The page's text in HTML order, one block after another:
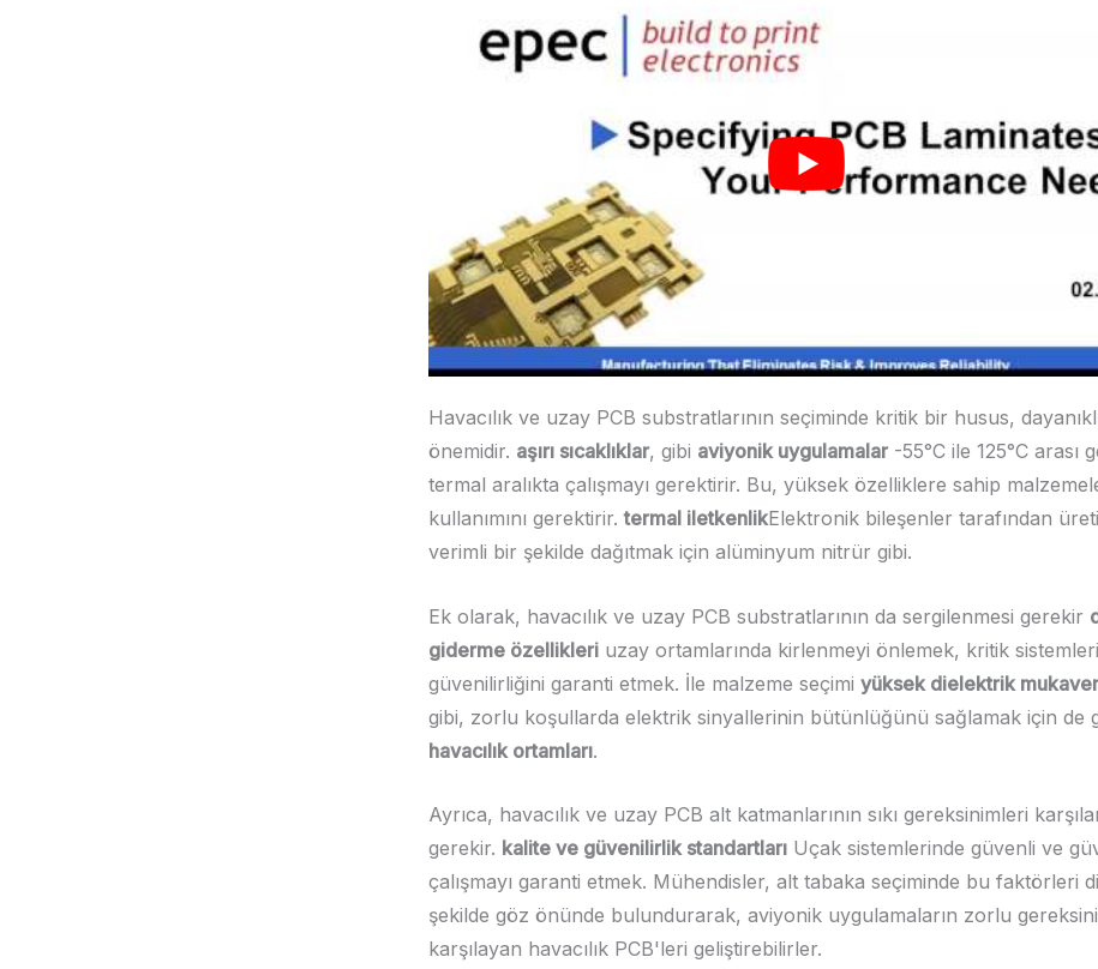
Havacılık ve uzay PCB substratlarının seçiminde kritik bir husus,
önemidir. aşırı sıcaklıklar, gibi aviyonik uygulamalar -55°C ile 125°C arası
termal aralıkta çalışmayı gerektirir. Bu, yüksek özelliklere sahip
kullanımını gerektirir.termal iletkenlikElektronik bileşenler tarafından
verimli bir şekilde dağıtmak için alüminyum nitrür gibi.
Ek olarak, havacılık ve uzay PCB substratlarının da sergilenmesi gerekir
giderme özellikleri uzay ortamlarında kirlenmeyi önlemek, kritik
güvenilirliğini garanti etmek. İle malzeme seçimi yüksek dielektrik
gibi, zorlu koşullarda elektrik sinyallerinin bütünlüğünü sağlamak için de
havacılık ortamları.
Ayrıca, havacılık ve uzay PCB alt katmanlarının sıkı gereksinimleri
gerekir. kalite ve güvenilirlik standartları Uçak sistemlerinde güvenli ve
çalışmayı garanti etmek. Mühendisler, alt tabaka seçiminde bu faktörleri
şekilde göz önünde bulundurarak, aviyonik uygulamaların zorlu
karşılayan havacılık PCB'leri geliştirebilirler.